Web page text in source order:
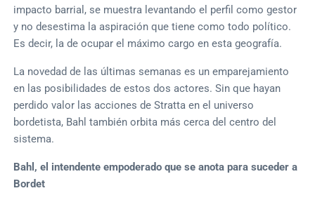
impacto barrial, se muestra levantando el perfil como gestor
y no desestima la aspiración que tiene como todo político.
Es decir, la de ocupar el máximo cargo en esta geografía.
La novedad de las últimas semanas es un emparejamiento
en las posibilidades de estos dos actores. Sin que hayan
perdido valor las acciones de Stratta en el universo
bordetista, Bahl también orbita más cerca del centro del
sistema.
Bahl, el intendente empoderado que se anota para suceder a
Bordet